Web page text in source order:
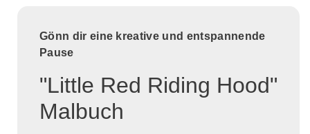
Gönn dir eine kreative und entspannende
Pause
"Little Red Riding Hood"
Malbuch